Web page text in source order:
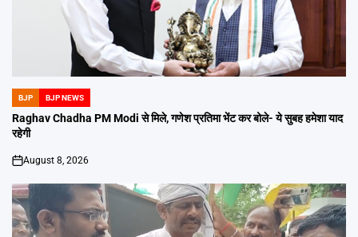
POSTED
IN
BJP BJP NEWS
Raghav Chadha PM Modi से मिले, गणेश प्रतिमा भेंट कर बोले- ये सुबह हमेशा याद
रहेगी
on
August 8, 2026